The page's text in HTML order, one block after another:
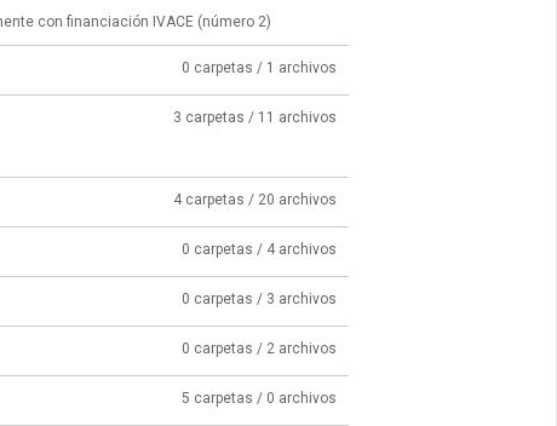
con financiación IVACE (número 2)
0 carpetas / 1 archivos
3 carpetas / 11 archivos
4 carpetas / 20 archivos
0 carpetas / 4 archivos
0 carpetas / 3 archivos
0 carpetas / 2 archivos
5 carpetas / 0 archivos